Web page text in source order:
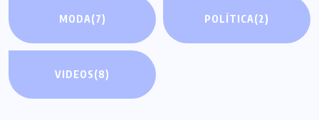
MODA(7) POLÍTICA(2)
VIDEOS(8)